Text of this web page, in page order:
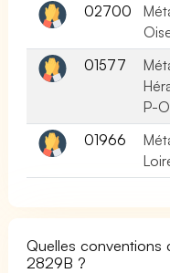
02700
01577
P-O
01966
Quelles conventions
2829B ?